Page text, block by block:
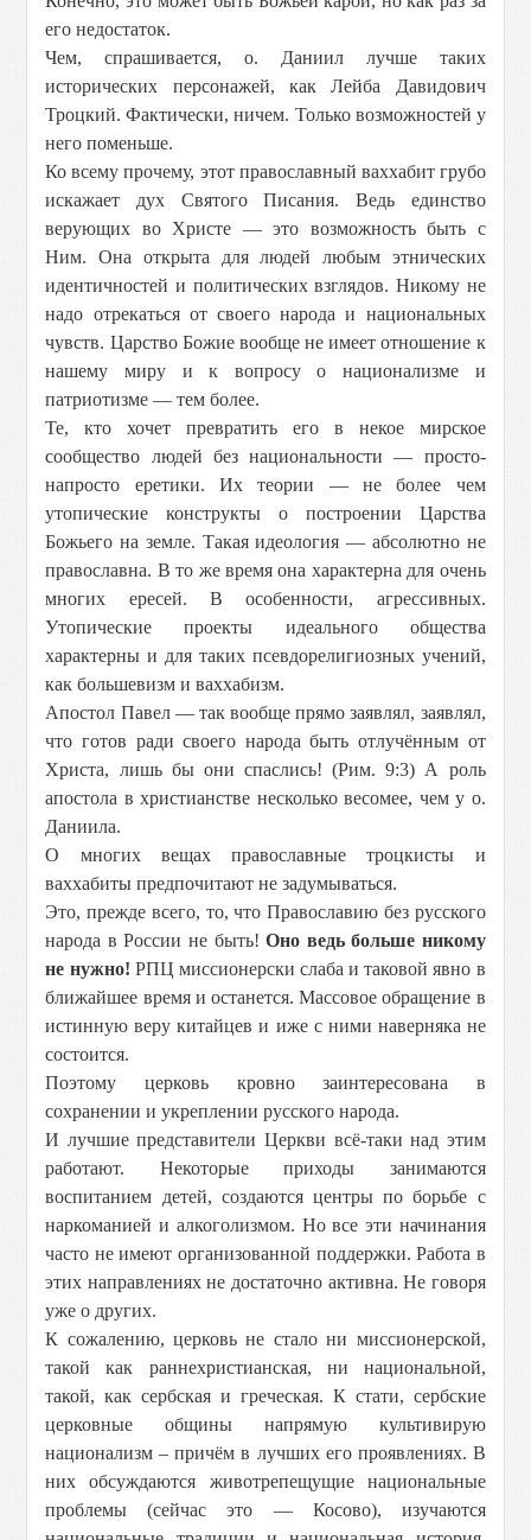
его недостаток.
Чем, спрашивается, о. Даниил лучше таких
исторических персонажей, как Лейба Давидович
Троцкий. Фактически, ничем. Только возможностей у
него поменьше.
Ко всему прочему, этот православный ваххабит грубо
искажает дух Святого Писания. Ведь единство
верующих во Христе — это возможность быть с
Ним. Она открыта для людей любым этнических
идентичностей и политических взглядов. Никому не
надо отрекаться от своего народа и национальных
чувств. Царство Божие вообще не имеет отношение к
нашему миру и к вопросу о национализме и
патриотизме — тем более.
Те, кто хочет превратить его в некое мирское
сообщество людей без национальности — просто-
напросто еретики. Их теории — не более чем
утопические конструкты о построении Царства
Божьего на земле. Такая идеология — абсолютно не
православна. В то же время она характерна для очень
многих ересей. В особенности, агрессивных.
Утопические проекты идеального общества
характерны и для таких псевдорелигиозных учений,
как большевизм и ваххабизм.
Апостол Павел — так вообще прямо заявлял, заявлял,
что готов ради своего народа быть отлучённым от
Христа, лишь бы они спаслись! (Рим. 9:3) А роль
апостола в христианстве несколько весомее, чем у о.
Даниила.
О многих вещах православные троцкисты и
ваххабиты предпочитают не задумываться.
Это, прежде всего, то, что Православию без русского
народа в России не быть!Оно ведь больше никому
не нужно! РПЦ миссионерски слаба и таковой явно в
ближайшее время и останется. Массовое обращение в
истинную веру китайцев и иже с ними наверняка не
состоится.
Поэтому церковь кровно заинтересована в
сохранении и укреплении русского народа.
И лучшие представители Церкви всё-таки над этим
работают. Некоторые приходы занимаются
воспитанием детей, создаются центры по борьбе с
наркоманией и алкоголизмом. Но все эти начинания
часто не имеют организованной поддержки. Работа в
этих направлениях не достаточно активна. Не говоря
уже о других.
К сожалению, церковь не стало ни миссионерской,
такой как раннехристианская, ни национальной,
такой, как сербская и греческая. К стати, сербские
церковные общины напрямую культивирую
национализм – причём в лучших его проявлениях. В
них обсуждаются животрепещущие национальные
проблемы (сейчас это — Косово), изучаются